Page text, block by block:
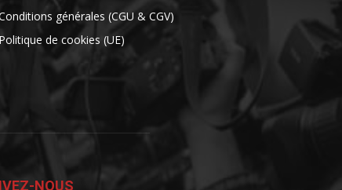
générales (CGU & CGV)
de cookies (UE)
NOUS